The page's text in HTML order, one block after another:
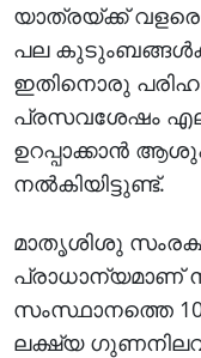
യാത്രയ്ക്ക്
പല
ഇതിനൊരു
പ്രസവശേഷം
ഉറപ്പാക്കാന്‍
നല്‍കിയിട്ടുണ്ട്.
മാതൃശിശു
പ്രാധാന്യമാണ്
സംസ്ഥാനത്തെ
ലക്ഷ്യ